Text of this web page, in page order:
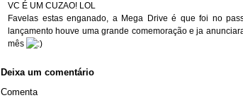
VC É UM CUZAO! LOL
Favelas estas enganado, a Mega Drive é que foi no
lançamento houve uma grande comemoração e ja
mês
Deixa um comentário
Comenta